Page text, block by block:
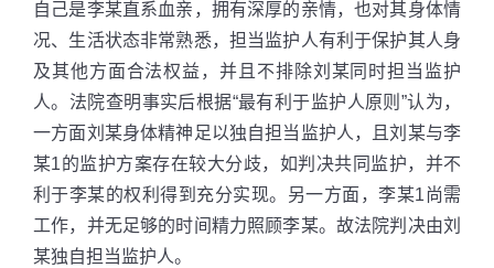
自己是李某直系血亲，拥有深厚的亲情，也对其身体情
况、生活状态非常熟悉，担当监护人有利于保护其人身
及其他方面合法权益，并且不排除刘某同时担当监护
人。法院查明事实后根据“最有利于监护人原则”认为，
一方面刘某身体精神足以独自担当监护人，且刘某与李
某1的监护方案存在较大分歧，如判决共同监护，并不
利于李某的权利得到充分实现。另一方面，李某1尚需
工作，并无足够的时间精力照顾李某。故法院判决由刘
某独自担当监护人。